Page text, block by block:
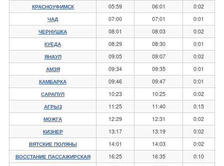
КРАСНОУФИМСК 05:59 06:01 0:02
ЧАД 07:00 07:01 0:01
ЧЕРНУШКА 08:01 08:03 0:02
КУЕДА 08:29 08:30 0:01
ЯНАУЛ 09:05 09:07 0:02
АМЗЯ 09:34 09:35 0:01
КАМБАРКА 09:46 09:47 0:01
САРАПУЛ 10:23 10:25 0:02
АГРЫЗ 11:25 11:40 0:15
МОЖГА 12:29 12:31 0:02
КИЗНЕР 13:17 13:19 0:02
ВЯТСКИЕ ПОЛЯНЫ 14:01 14:03 0:02
ВОССТАНИЕ ПАССАЖИРСКАЯ 16:25 16:35 0:10